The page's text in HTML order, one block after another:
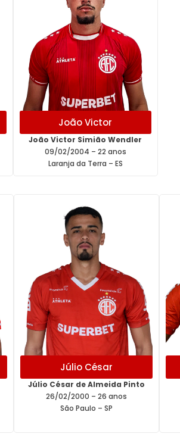
João Victor
João Victor Simião Wendler
09/02/2004 – 22 anos
Laranja da Terra – ES
Júlio César
Júlio César de Almeida Pinto
26/02/2000 – 26 anos
São Paulo – SP